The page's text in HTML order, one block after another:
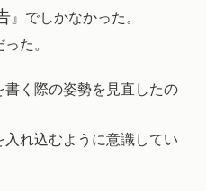
』でしかなかった。
た。
く際の姿勢を見直したの
れ込むように意識してい